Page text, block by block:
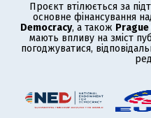
Проєкт втілюється за
основне фінансування
Democracy, а також
мають впливу на зміст
погоджуватися,